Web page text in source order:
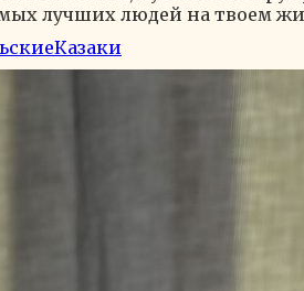
лучших людей на твоем